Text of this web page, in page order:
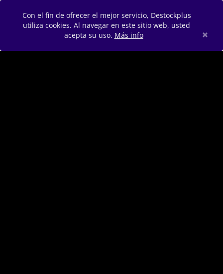
Con el fin de ofrecer el mejor servicio, Destockplus
utiliza cookies. Al navegar en este sitio web, usted
acepta su uso. Más info ×